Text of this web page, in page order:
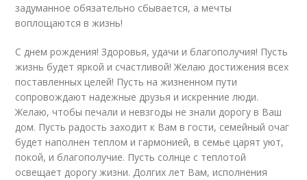
задуманное обязательно сбывается, а мечты
воплощаются в жизнь!
С днем рождения! Здоровья, удачи и благополучия! Пусть
жизнь будет яркой и счастливой! Желаю достижения всех
поставленных целей! Пусть на жизненном пути
сопровождают надежные друзья и искренние люди.
Желаю, чтобы печали и невзгоды не знали дорогу в Ваш
дом. Пусть радость заходит к Вам в гости, семейный очаг
будет наполнен теплом и гармонией, в семье царят уют,
покой, и благополучие. Пусть солнце с теплотой
освещает дорогу жизни. Долгих лет Вам, исполнения